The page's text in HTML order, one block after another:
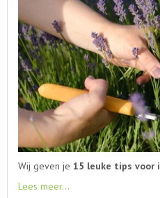
Wij geven je 15 leuke tips voor
Lees meer...